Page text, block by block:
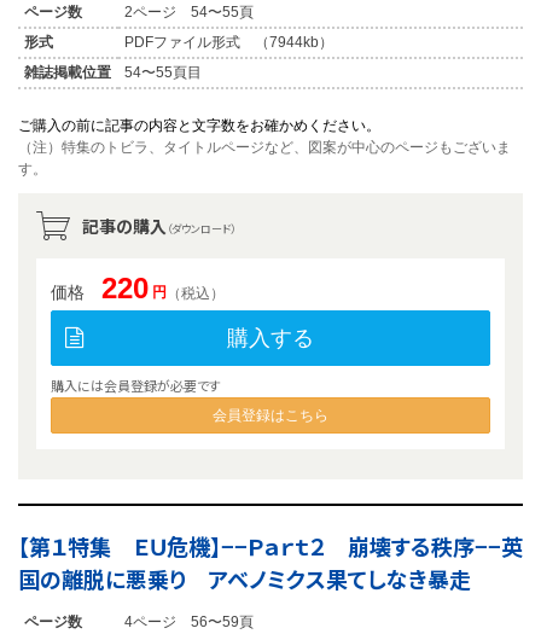
ページ数
2ページ 54〜55頁
形式
PDFファイル形式 （7944kb）
雑誌掲載位置
54〜55頁目
ご購入の前に記事の内容と文字数をお確かめください。
（注）特集のトビラ、タイトルページなど、図案が中心のページもございま
す。
記事の購入 （ダウンロード）
価格 220 円 （税込）
購入する
購入には会員登録が必要です
会員登録はこちら
【第１特集 ＥＵ危機】−−Ｐａｒｔ２ 崩壊する秩序−−英
国の離脱に悪乗り アベノミクス果てしなき暴走
ページ数
4ページ 56〜59頁